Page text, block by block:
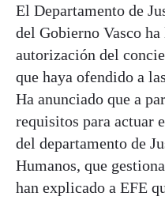
El Departamento de
del Gobierno Vasco
autorización del
que haya ofendido a
Ha anunciado que a
requisitos para actuar
del departamento de
Humanos, que
han explicado a EFE